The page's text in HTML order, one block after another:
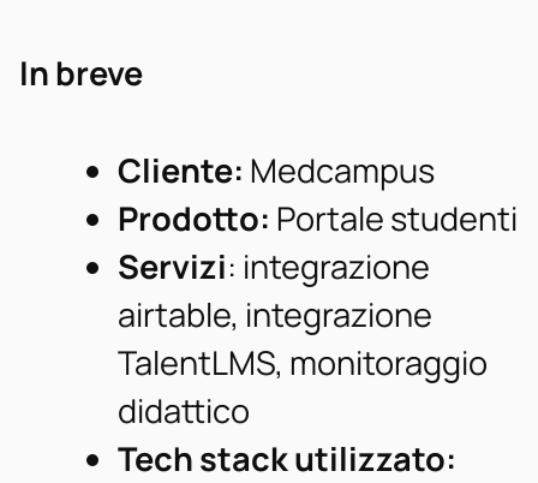
In breve
Cliente: Medcampus
Prodotto: Portale studenti
Servizi: integrazione
airtable, integrazione
TalentLMS, monitoraggio
didattico
Tech stack utilizzato: